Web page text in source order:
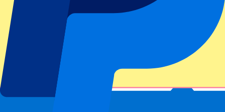
Championnats de football
Ligue des Champions
Premier League
Serie A